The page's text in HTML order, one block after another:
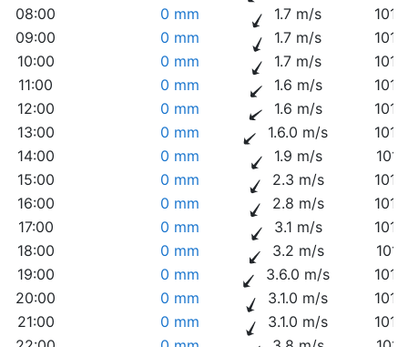
08:00
0 mm 1.7 m/s
09:00
0 mm 1.7 m/s
10:00
0 mm 1.7 m/s
11:00
0 mm 1.6 m/s
12:00
0 mm 1.6 m/s
13:00
0 mm 1.6.0 m/s
14:00
0 mm 1.9 m/s
15:00
0 mm 2.3 m/s
16:00
0 mm 2.8 m/s
17:00
0 mm 3.1 m/s
18:00
0 mm 3.2 m/s
19:00
0 mm 3.6.0 m/s
20:00
0 mm 3.1.0 m/s
21:00
0 mm 3.1.0 m/s